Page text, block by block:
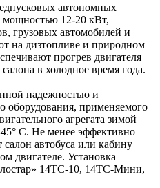
автономных
мощностью 12-20 кВт,
грузовых автомобилей и
на дизтопливе и природном
прогрев двигателя
в холодное время года.
надежностью и
оборудования, применяемого
агрегата зимой
C. Не менее эффективно
салон автобуса или кабину
двигателе. Установка
14ТС-10, 14ТС-Мини,